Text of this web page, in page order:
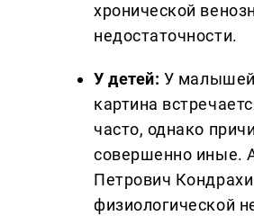
хронической
недостаточности.
У детей: У
картина
часто, однако
совершенно иные.
Петрович
физиологической